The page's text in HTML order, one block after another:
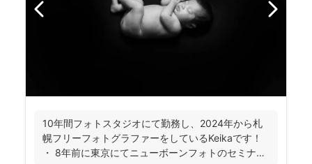
10年間フォトスタジオにて勤務し、2024年から札
幌フリーフォトグラファーをしているKeikaです！
・ 8年前に東京にてニューボーンフォトのセミナ